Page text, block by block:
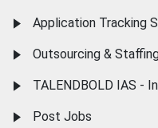
Application Tracking
Outsourcing &
TALENDBOLD IAS -
Post Jobs